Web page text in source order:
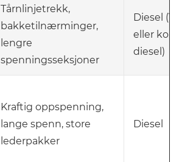
Tårnlinjetrekk,
bakketilnærminger,
lengre
spenningsseksjoner
Diesel
eller
diesel)
Kraftig oppspenning,
lange spenn, store
lederpakker
Diesel